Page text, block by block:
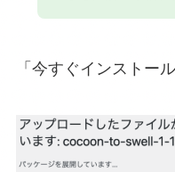
「今すぐインストー